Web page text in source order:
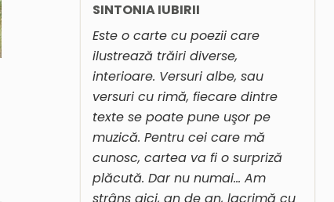
SINTONIA IUBIRII
Este o carte cu poezii care
ilustrează trăiri diverse,
interioare. Versuri albe, sau
versuri cu rimă, fiecare dintre
texte se poate pune uşor pe
muzică. Pentru cei care mă
cunosc, cartea va fi o surpriză
plăcută. Dar nu numai… Am